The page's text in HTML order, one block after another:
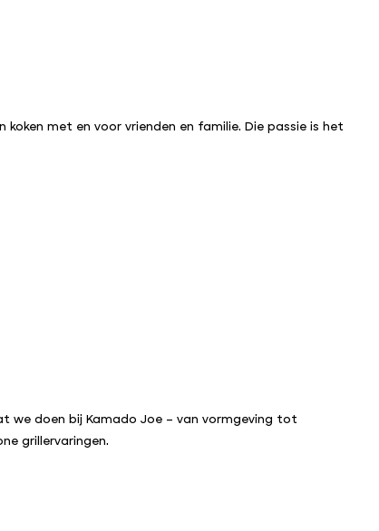
met en voor vrienden en familie. Die passie is het
we doen bij Kamado Joe – van vormgeving tot
grillervaringen.